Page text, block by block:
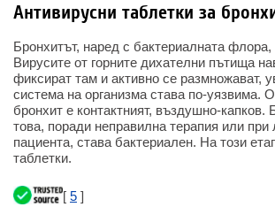
Антивирусни таблетки за
Бронхитът, наред с бактериалната
Вирусите от горните дихателни пътища
фиксират там и активно се размножават,
система на организма става по-уязвима.
бронхит е контактният, въздушно-
това, поради неправилна терапия или
пациента, става бактериален. На този
таблетки.
[ 5 ]